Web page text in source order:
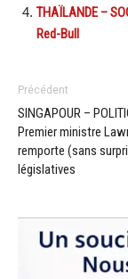
THAÏLANDE –
Red-Bull
Précédent
SINGAPOUR –
Premier ministre
remporte (sans
législatives